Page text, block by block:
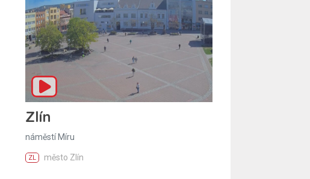
Zlín
náměstí Míru
ZL město Zlín